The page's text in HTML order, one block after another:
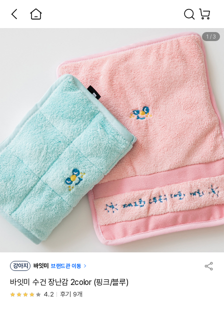
1 / 3
강아지 바잇미 브랜드관 이동
바잇미 수건 장난감 2color (핑크/블루)
4.2 후기 9개